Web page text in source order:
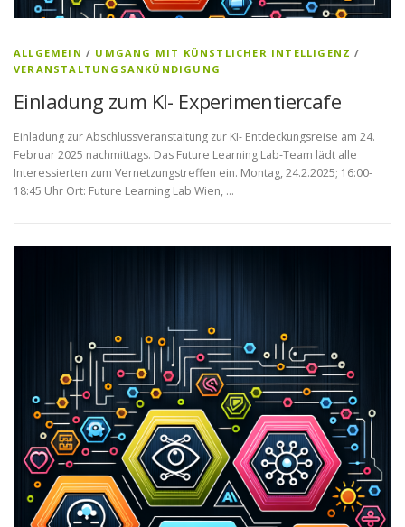
ALLGEMEIN / UMGANG MIT KÜNSTLICHER INTELLIGENZ /
VERANSTALTUNGSANKÜNDIGUNG
Einladung zum KI- Experimentiercafe
Einladung zur Abschlussveranstaltung zur KI- Entdeckungsreise am 24.
Februar 2025 nachmittags. Das Future Learning Lab-Team lädt alle
Interessierten zum Vernetzungstreffen ein. Montag, 24.2.2025; 16:00-
18:45 Uhr Ort: Future Learning Lab Wien, …